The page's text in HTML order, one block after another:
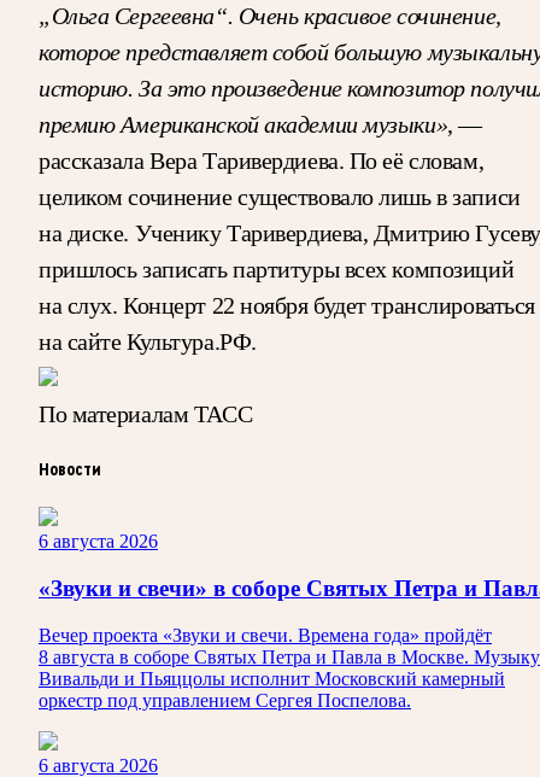
„Ольга Сергеевна“. Очень красивое сочинение,
которое представляет собой большую
историю. За это произведение композитор
премию Американской академии музыки», —
рассказала Вера Таривердиева. По её словам,
целиком сочинение существовало лишь в записи
на диске. Ученику Таривердиева, Дмитрию
пришлось записать партитуры всех композиций
на слух. Концерт 22 ноября будет транслироваться
на сайте Культура.РФ.
По материалам ТАСС
Новости
6 августа 2026
«Звуки и свечи» в соборе Святых Петра и
Вечер проекта «Звуки и свечи. Времена года» пройдёт
8 августа в соборе Святых Петра и Павла в Москве. Музыку
Вивальди и Пьяццолы исполнит Московский камерный
оркестр под управлением Сергея Поспелова.
6 августа 2026